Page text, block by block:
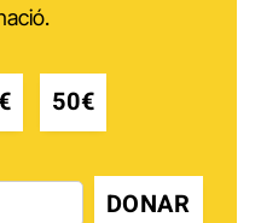
50€
DONAR